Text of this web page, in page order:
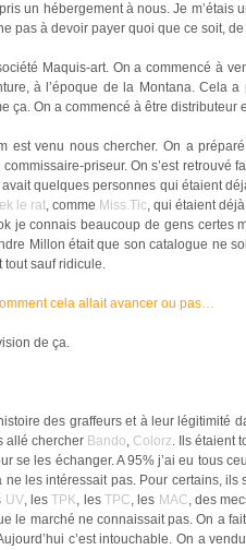
un hébergement à nous. Je
pas à devoir payer quoi que ce soit,
Maquis-art. On a commencé à
à l’époque de la Montana. Cela
ça. On a commencé à être
est venu nous chercher. On a
priseur. On s’est retrouvé
avait quelques personnes qui étaient
le rat, comme Miss.Tic, qui étaient
je connais beaucoup de gens certes
Millon était que son catalogue ne
tout sauf ridicule.
cela allait avancer ou pas…
de ça.
des graffeurs et à leur légitimité
allé chercher Bando, Colorz. Ils étaient
se les échanger. A 95% j’ai eu tous
ne les intéressait pas. Pour certains,
UV, lesTPK, lesTPC, les MAC, des
le marché ne connaissait pas. On a
c’est intouchable. On a